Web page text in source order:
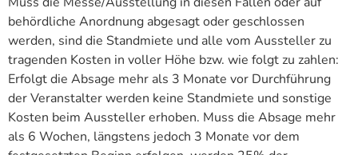
behördliche Anordnung abgesagt oder geschlossen
werden, sind die Standmiete und alle vom Aussteller zu
tragenden Kosten in voller Höhe bzw. wie folgt zu zahlen:
Erfolgt die Absage mehr als 3 Monate vor Durchführung
der Veranstalter werden keine Standmiete und sonstige
Kosten beim Aussteller erhoben. Muss die Absage mehr
als 6 Wochen, längstens jedoch 3 Monate vor dem